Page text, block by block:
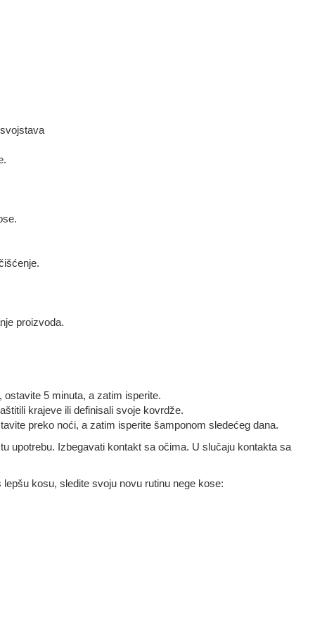
proizvoda.
5 minuta, a zatim isperite.
krajeve ili definisali svoje kovrdže.
preko noći, a zatim isperite šamponom sledećeg dana.
upotrebu. Izbegavati kontakt sa očima. U slučaju kontakta sa
kosu, sledite svoju novu rutinu nege kose: